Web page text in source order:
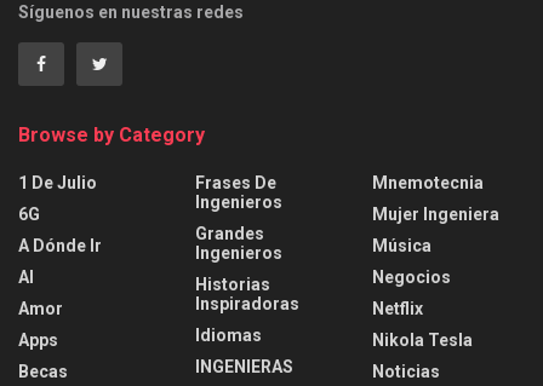
Síguenos en nuestras redes
Browse by Category
1 De Julio
6G
A Dónde Ir
AI
Amor
Apps
Becas
Frases De
Ingenieros
Grandes
Ingenieros
Historias
Inspiradoras
Idiomas
INGENIERAS
Mnemotecnia
Mujer Ingeniera
Música
Negocios
Netflix
Nikola Tesla
Noticias